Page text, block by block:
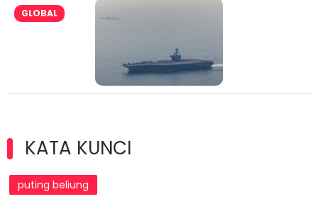
GLOBAL
KATA KUNCI
puting beliung